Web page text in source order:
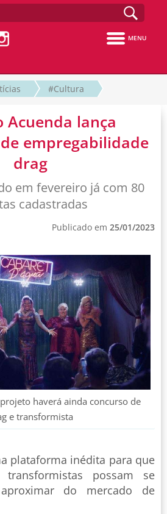
MENU
#Cultura
Acuenda lança
empregabilidade
drag
em fevereiro já com 80
cadastradas
Publicado em 25/01/2023
haverá ainda concurso de
e transformista
plataforma inédita para que
possam se
do mercado de